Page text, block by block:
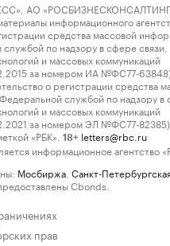
АО
информационного
средства массовой
по надзору в сфере связи,
и массовых коммуникаций
за номером ИА №ФС77-
о регистрации средства
службой по надзору в
и массовых коммуникаций
за номером ЭЛ №ФС77-82385)
«РБК».
18+ letters@rbc.ru
информационное агентство
Мосбиржа Санкт-
Cbonds.
прав